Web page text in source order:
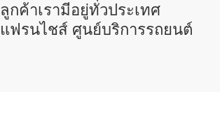
ลูกค้าเรามีอยู่ทั่วประเทศ
แฟรนไชส์ ศูนย์บริการรถยนต์